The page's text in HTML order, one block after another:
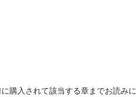
購入されて該当する章までお読みに